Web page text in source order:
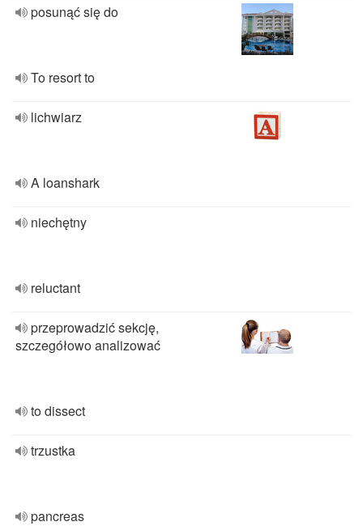
posunąć się do
To resort to
lichwiarz
A loanshark
niechętny
reluctant
przeprowadzić sekcję,
szczegółowo analizować
to dissect
trzustka
pancreas